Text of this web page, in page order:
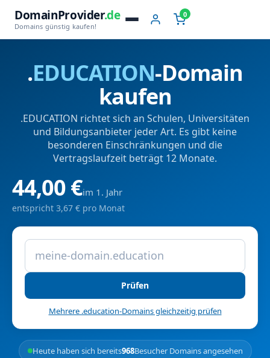
DomainProvider.de
Domains günstig kaufen!
0
.EDUCATION-Domain
kaufen
.EDUCATION richtet sich an Schulen, Universitäten
und Bildungsanbieter jeder Art. Es gibt keine
besonderen Einschränkungen und die
Vertragslaufzeit beträgt 12 Monate.
44,00 €im 1. Jahr
entspricht 3,67 € pro Monat
Prüfen
Mehrere .education-Domains gleichzeitig prüfen
Heute haben sich bereits968Besucher Domains angesehen